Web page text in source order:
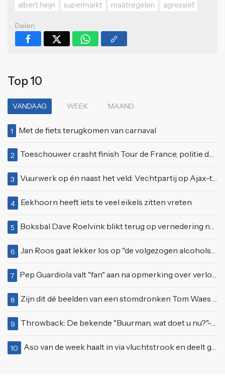
albert heijn
supermarkt maatregelen agressief
Delen
Top 10
VANDAAG WEEK MAAND
1 Met de fiets terugkomen van carnaval
2 Toeschouwer crasht finish Tour de France, politie deelt bodycheck uit
3 Vuurwerk op én naast het veld: Vechtpartij op Ajax-tribune tussen supporters en stewards
4 Eekhoorn heeft iets te veel eikels zitten vreten
5 Boksbal Dave Roelvink blikt terug op vernedering na z'n gevecht met Melvin Manhoef
6 Jan Roos gaat lekker los op "de volgezogen alcoholspons" Robert Jensen
7 Pep Guardiola valt "fan" aan na opmerking over verloren wedstrijd tegen Manchester United
8 Zijn dit dé beelden van een stomdronken Tom Waes vlak voordat hij in z'n auto stapte?
9 Throwback: De bekende "Buurman, wat doet u nu?"-scène uit Flodder met Tatjana Šimić
10 Aso van de week haalt in via vluchtstrook en deelt gevaarlijke brake check uit